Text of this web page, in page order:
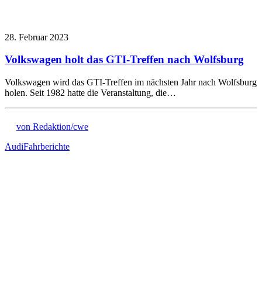
28. Februar 2023
Volkswagen holt das GTI-Treffen nach Wolfsburg
Volkswagen wird das GTI-Treffen im nächsten Jahr nach Wolfsburg
holen. Seit 1982 hatte die Veranstaltung, die…
von Redaktion/cwe
AudiFahrberichte